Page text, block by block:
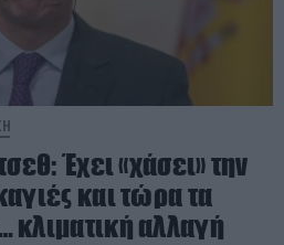
Έχει «χάσει» την
και τώρα τα
κλιματική αλλαγή